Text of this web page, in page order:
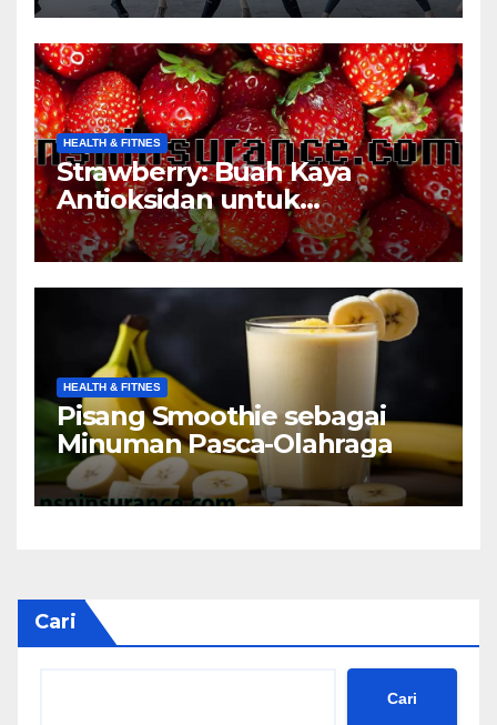
HEALTH & FITNES
Strawberry: Buah Kaya
Antioksidan untuk
Mencegah Penyakit
HEALTH & FITNES
Pisang Smoothie sebagai
Minuman Pasca-Olahraga
Cari
Cari